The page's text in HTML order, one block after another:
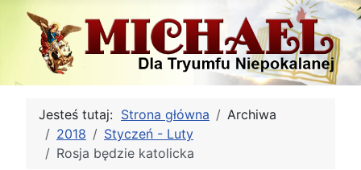
Jesteś tutaj: Strona główna
Archiwa
2018
Styczeń - Luty
Rosja będzie katolicka